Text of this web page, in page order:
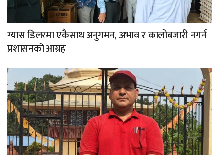
ग्यास डिलरमा एकैसाथ अनुगमन, अभाव र कालोबजारी नगर्न
प्रशासनको आग्रह